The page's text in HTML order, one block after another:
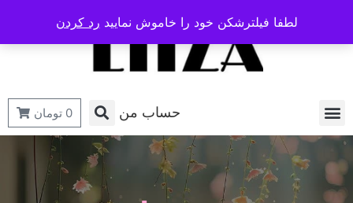
حساب من 0 تومان
لطفا فیلترشکن خود را خاموش نمایید رد کردن